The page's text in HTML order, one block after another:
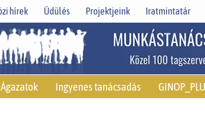
hírek Üdülés Projektjeink Iratmintatár
Ágazatok Ingyenes tanácsadás